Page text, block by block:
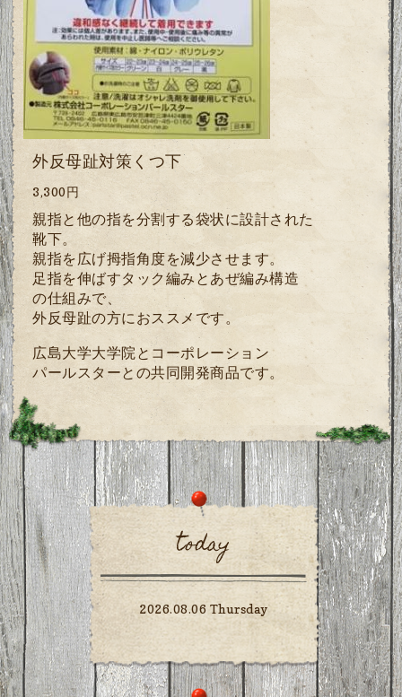
外反母趾対策くつ下
3,300円
親指と他の指を分割する袋状に設計された
靴下。
親指を広げ拇指角度を減少させます。
足指を伸ばすタック編みとあぜ編み構造
の仕組みで、
外反母趾の方におススメです。
広島大学大学院とコーポレーション
パールスターとの共同開発商品です。
today
2026.08.06 Thursday